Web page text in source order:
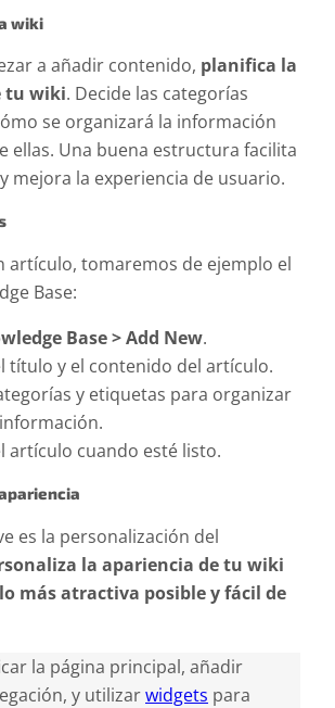
wiki
a añadir contenido, planifica la
tu wiki. Decide las categorías
se organizará la información
ellas. Una buena estructura facilita
mejora la experiencia de usuario.
artículo, tomaremos de ejemplo el
Base:
Base > Add New.
título y el contenido del artículo.
y etiquetas para organizar
artículo cuando esté listo.
es la personalización del
la apariencia de tu wiki
más atractiva posible y fácil de
la página principal, añadir
y utilizarwidgets para